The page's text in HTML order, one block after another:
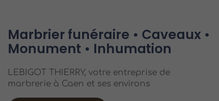
Marbrier funéraire • Caveaux •
Monument • Inhumation
LEBIGOT THIERRY, votre entreprise de
marbrerie à Caen et ses environs